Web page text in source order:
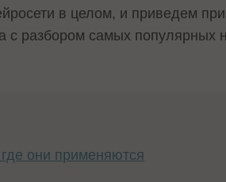
в целом, и приведем
с разбором самых
они применяются